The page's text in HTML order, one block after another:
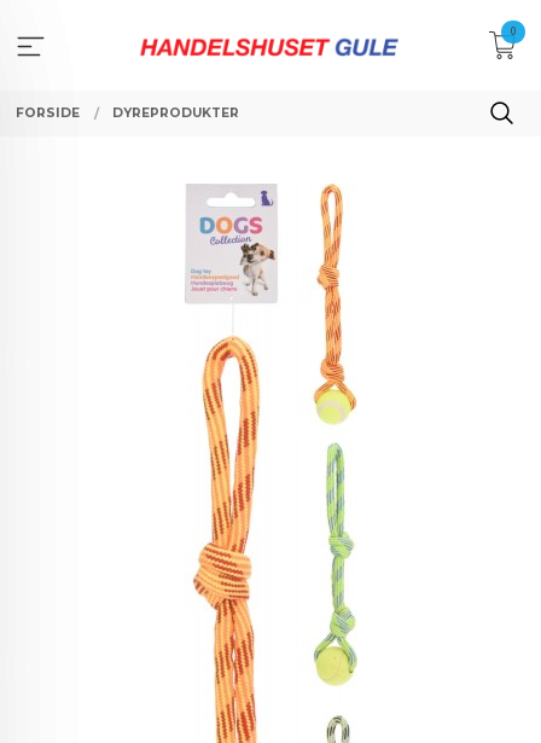
innholdet
0
FORSIDE DYREPRODUKTER